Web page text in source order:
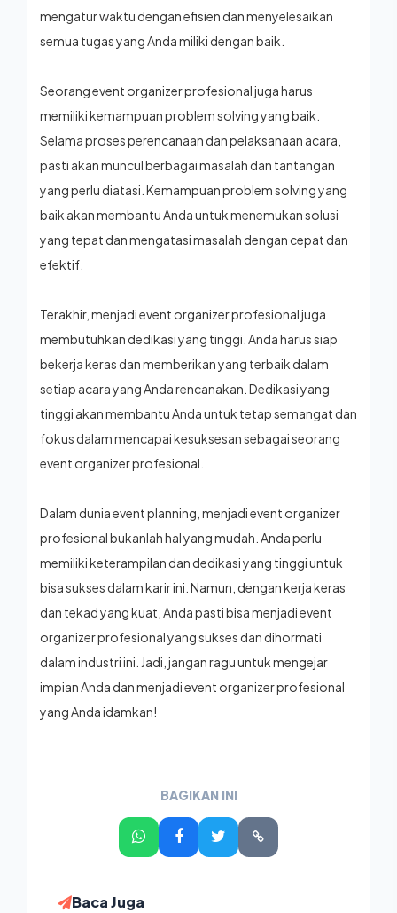
mengatur waktu dengan efisien dan menyelesaikan
semua tugas yang Anda miliki dengan baik.
Seorang event organizer profesional juga harus
memiliki kemampuan problem solving yang baik.
Selama proses perencanaan dan pelaksanaan acara,
pasti akan muncul berbagai masalah dan tantangan
yang perlu diatasi. Kemampuan problem solving yang
baik akan membantu Anda untuk menemukan solusi
yang tepat dan mengatasi masalah dengan cepat dan
efektif.
Terakhir, menjadi event organizer profesional juga
membutuhkan dedikasi yang tinggi. Anda harus siap
bekerja keras dan memberikan yang terbaik dalam
setiap acara yang Anda rencanakan. Dedikasi yang
tinggi akan membantu Anda untuk tetap semangat dan
fokus dalam mencapai kesuksesan sebagai seorang
event organizer profesional.
Dalam dunia event planning, menjadi event organizer
profesional bukanlah hal yang mudah. Anda perlu
memiliki keterampilan dan dedikasi yang tinggi untuk
bisa sukses dalam karir ini. Namun, dengan kerja keras
dan tekad yang kuat, Anda pasti bisa menjadi event
organizer profesional yang sukses dan dihormati
dalam industri ini. Jadi, jangan ragu untuk mengejar
impian Anda dan menjadi event organizer profesional
yang Anda idamkan!
BAGIKAN INI
Baca Juga